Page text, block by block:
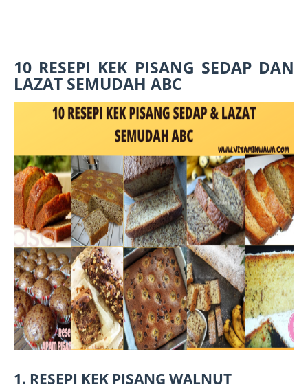
10 RESEPI KEK PISANG SEDAP DAN
LAZAT SEMUDAH ABC
1. RESEPI KEK PISANG WALNUT